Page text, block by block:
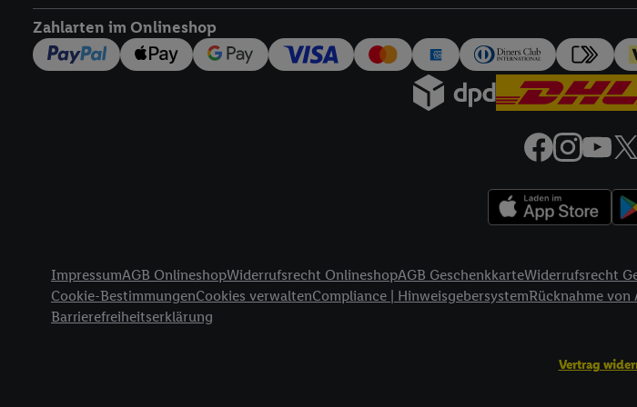
Zahlarten im Onlineshop
ImpressumAGB OnlineshopWiderrufsrecht OnlineshopAGB GeschenkkarteWiderrufsrecht
Cookie-BestimmungenCookies verwaltenCompliance | HinweisgebersystemRücknahme
Barrierefreiheitserklärung
Vertrag
widerrufen - jederzeit auch überdas Datenschutzportal von Utiq
die Lidl-Dienste) widerrufen. Weitere Informationen finden Sie
Durch einen Klick auf „Ablehnen“ können Sie nur den Einsatz
„Zustimmen“ stimmen Sie allen Verarbeitungen zu sämtlichen
jederzeit mit Wirkung für die Zukunft zu widerrufen, finden Sie
Unter „Anpassen“ können Sie einzelne
Gewährleistung der Sicherheit, Verhinderung und Aufdeckung
Verknüpfung verschiedener Endgeräte, Identifikation von
Messung des Erfolgs von Werbekampagnen durch TTD und
Zugriff auf Informationen auf einem Endgerät. Entwicklung